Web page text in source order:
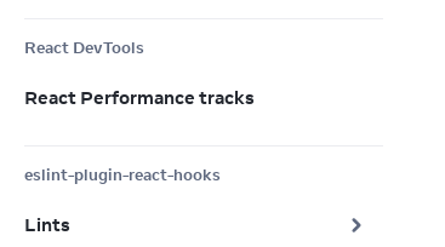
React DevTools
React Performance tracks
eslint-plugin-react-hooks
Lints